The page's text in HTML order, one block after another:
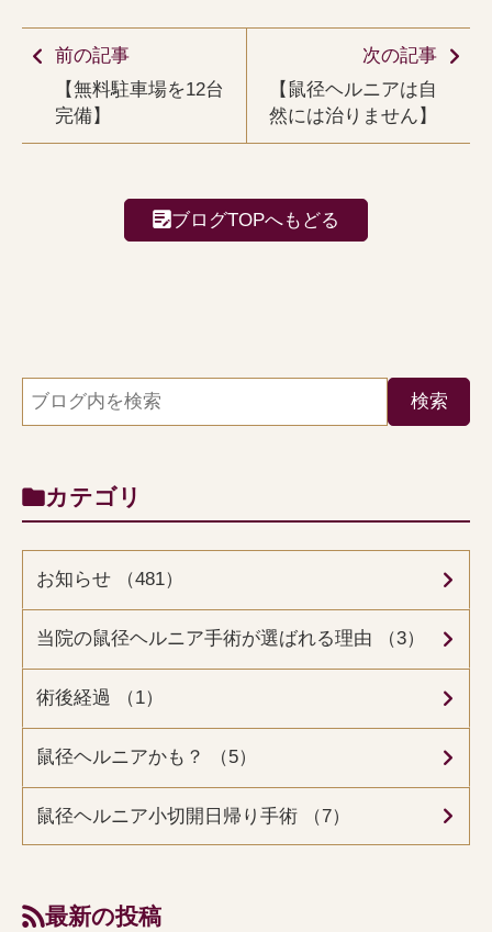
前の記事
【無料駐車場を12台
完備】
次の記事
【鼠径ヘルニアは自
然には治りません】
ブログTOPへもどる
カテゴリ
お知らせ （481）
当院の鼠径ヘルニア手術が選ばれる理由 （3）
術後経過 （1）
鼠径ヘルニアかも？ （5）
鼠径ヘルニア小切開日帰り手術 （7）
最新の投稿